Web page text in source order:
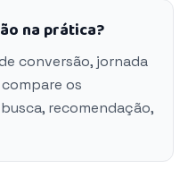
na prática?
conversão, jornada
os
recomendação,